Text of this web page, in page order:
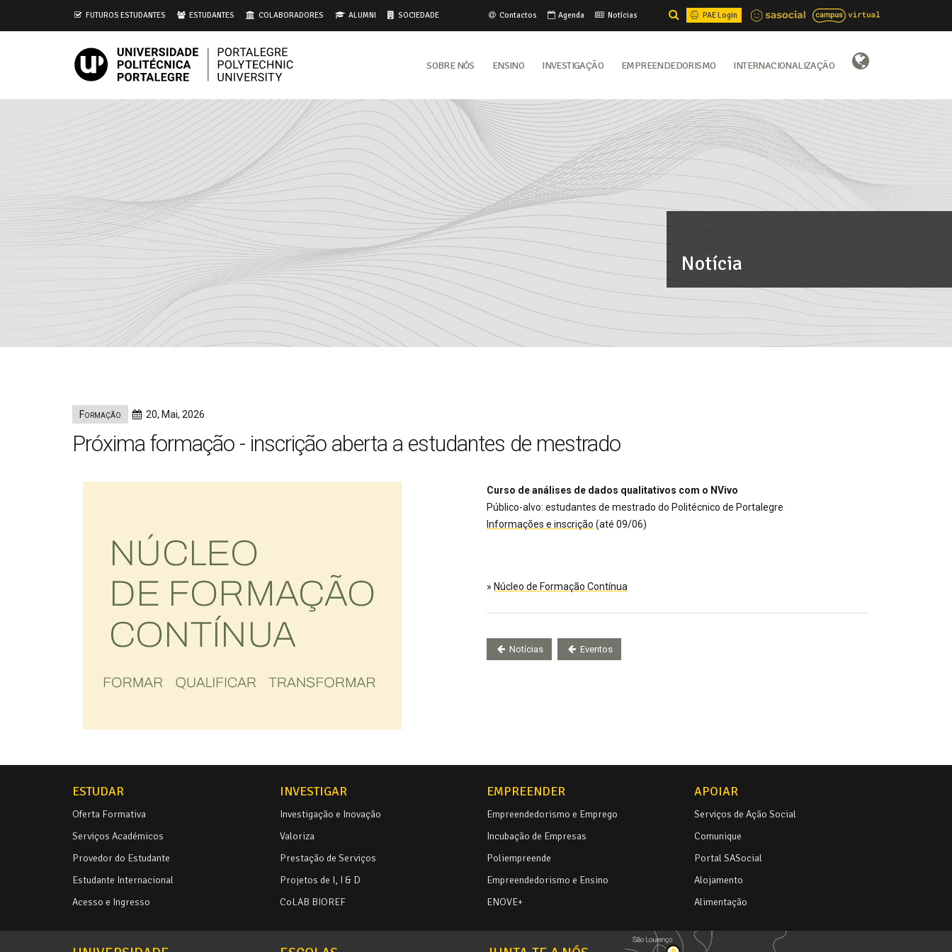
FUTUROS ESTUDANTES ESTUDANTES COLABORADORES ALUMNI SOCIEDADE Contactos Agenda Notícias PAE Login
Sobre Nós Ensino Investigação Empreendedorismo Internacionalização
Notícia
Formação 20, Mai, 2026
Próxima formação - inscrição aberta a estudantes de mestrado
Curso de análises de dados qualitativos com o NVivo
Público-alvo: estudantes de mestrado do Politécnico de Portalegre
Informações e inscrição (até 09/06)
» Núcleo de Formação Contínua
Notícias Eventos
ESTUDAR
Oferta Formativa
Serviços Académicos
Provedor do Estudante
Estudante Internacional
Acesso e Ingresso
INVESTIGAR
Investigação e Inovação
Valoriza
Prestação de Serviços
Projetos de I, I & D
CoLAB BIOREF
EMPREENDER
Empreendedorismo e Emprego
Incubação de Empresas
Poliempreende
Empreendedorismo e Ensino
ENOVE+
APOIAR
Serviços de Ação Social
Comunique
Portal SASocial
Alojamento
Alimentação